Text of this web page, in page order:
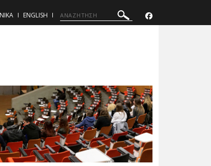
ENGLISH